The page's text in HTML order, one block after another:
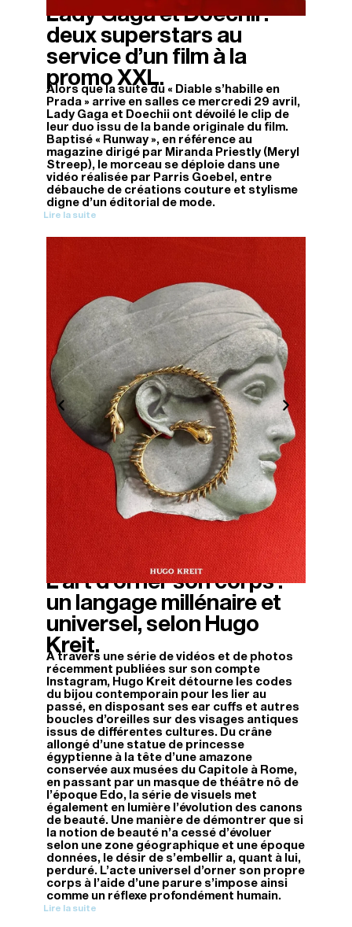
Lady Gaga et Doechii :
deux superstars au
service d’un film à la
promo XXL.
Alors que la suite du « Diable s’habille en
Prada » arrive en salles ce mercredi 29 avril,
Lady Gaga et Doechii ont dévoilé le clip de
leur duo issu de la bande originale du film.
Baptisé « Runway », en référence au
magazine dirigé par Miranda Priestly (Meryl
Streep), le morceau se déploie dans une
vidéo réalisée par Parris Goebel, entre
débauche de créations couture et stylisme
digne d’un éditorial de mode.
Lire la suite
27/04/2026
L’art d’orner son corps :
un langage millénaire et
universel, selon Hugo
Kreit.
À travers une série de vidéos et de photos
récemment publiées sur son compte
Instagram, Hugo Kreit détourne les codes
du bijou contemporain pour les lier au
passé, en disposant ses ear cuffs et autres
boucles d’oreilles sur des visages antiques
issus de différentes cultures. Du crâne
allongé d’une statue de princesse
égyptienne à la tête d’une amazone
conservée aux musées du Capitole à Rome,
en passant par un masque de théâtre nô de
l’époque Edo, la série de visuels met
également en lumière l’évolution des canons
de beauté. Une manière de démontrer que si
la notion de beauté n’a cessé d’évoluer
selon une zone géographique et une époque
données, le désir de s’embellir a, quant à lui,
perduré. L’acte universel d’orner son propre
corps à l’aide d’une parure s’impose ainsi
comme un réflexe profondément humain.
Lire la suite